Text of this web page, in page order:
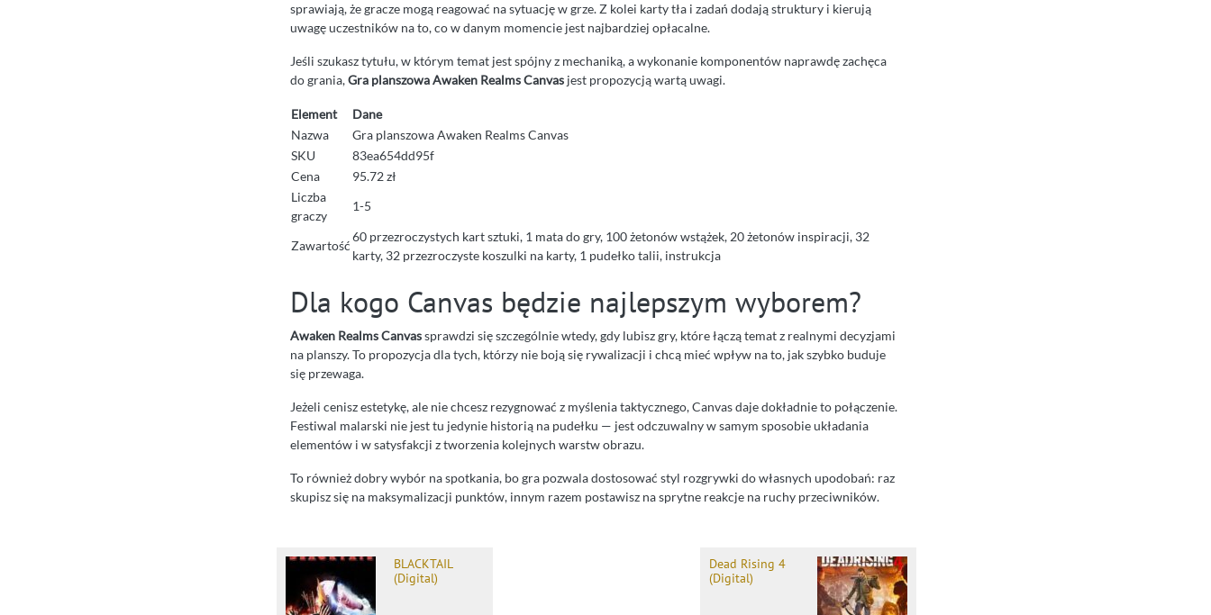
sprawiają, że gracze mogą reagować na sytuację w grze. Z kolei karty tła i zadań dodają struktury i kierują
uwagę uczestników na to, co w danym momencie jest najbardziej opłacalne.
Jeśli szukasz tytułu, w którym temat jest spójny z mechaniką, a wykonanie komponentów naprawdę zachęca
do grania,Gra planszowa Awaken Realms Canvas jest propozycją wartą uwagi.
Element
Dane
Nazwa
Gra planszowa Awaken Realms Canvas
SKU
83ea654dd95f
Cena
95.72 zł
Liczba
graczy
1-5
Zawartość
60 przezroczystych kart sztuki, 1 mata do gry, 100 żetonów wstążek, 20 żetonów inspiracji, 32
karty, 32 przezroczyste koszulki na karty, 1 pudełko talii, instrukcja
Dla kogo Canvas będzie najlepszym wyborem?
Awaken Realms Canvassprawdzi się szczególnie wtedy, gdy lubisz gry, które łączą temat z realnymi decyzjami
na planszy. To propozycja dla tych, którzy nie boją się rywalizacji i chcą mieć wpływ na to, jak szybko buduje
się przewaga.
Jeżeli cenisz estetykę, ale nie chcesz rezygnować z myślenia taktycznego, Canvas daje dokładnie to połączenie.
Festiwal malarski nie jest tu jedynie historią na pudełku — jest odczuwalny w samym sposobie układania
elementów i w satysfakcji z tworzenia kolejnych warstw obrazu.
To również dobry wybór na spotkania, bo gra pozwala dostosować styl rozgrywki do własnych upodobań: raz
skupisz się na maksymalizacji punktów, innym razem postawisz na sprytne reakcje na ruchy przeciwników.
BLACKTAIL
(Digital)
Dead Rising 4
(Digital)